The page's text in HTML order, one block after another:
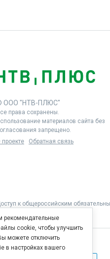
ООО "НТВ-ПЛЮС"
права сохранены.
материалов сайта без
запрещено.
проекте
Обратная связь
к общероссийским
рекомендательные
cookie, чтобы улучшить
можете отключить
в настройках вашего